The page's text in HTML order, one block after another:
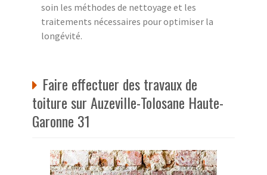
soin les méthodes de nettoyage et les
traitements nécessaires pour optimiser la
longévité.
Faire effectuer des travaux de
toiture sur Auzeville-Tolosane Haute-
Garonne 31